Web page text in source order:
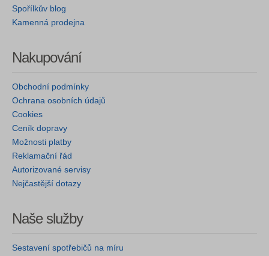
Spořílkův blog
Kamenná prodejna
Nakupování
Obchodní podmínky
Ochrana osobních údajů
Cookies
Ceník dopravy
Možnosti platby
Reklamační řád
Autorizované servisy
Nejčastější dotazy
Naše služby
Sestavení spotřebičů na míru